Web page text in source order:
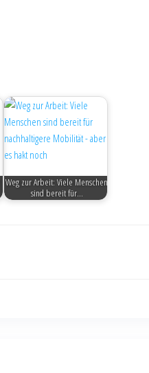
Weg zur Arbeit: Viele Menschen
sind bereit für…